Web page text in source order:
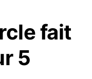
fait
5